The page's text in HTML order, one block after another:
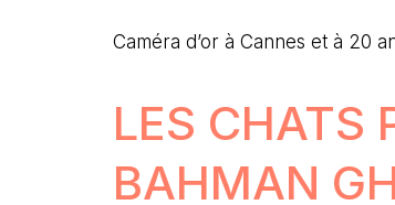
Caméra d’or à Cannes et à 20
LES CHATS
BAHMAN